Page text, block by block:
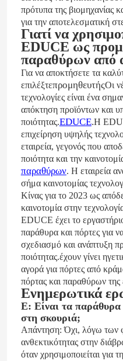
πρότυπα της βιομηχανίας
για την αποτελεσματική
Γιατί να
EDUCE ως
παραθύρων από
Για να αποκτήσετε τα
επιλέξτεπρομηθευτήςΟι
τεχνολογίες είναι ένα
απόκτηση προϊόντων και
ποιότητας.EDUCE.Η
επιχείρηση υψηλής
εταιρεία, γεγονός που
ποιότητα και την
παραθύρων. Η εταιρεία
σήμα καινοτομίας
Κίνας για το 2023 ως
καινοτομία στην
EDUCE έχει το
παράθυρα και πόρτες για
σχεδιασμό και ανάπτυξη
ποιότητας.έχουν γίνει
αγορά για πόρτες από
πόρτας και παραθύρων
Ενημερωτικά
Ε: Είναι τα παράθυρα
στη σκουριά;
Απάντηση: Όχι, λόγω των
ανθεκτικότητας στην
όταν χρησιμοποιείται για